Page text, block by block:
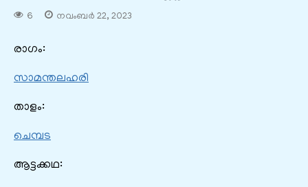
6 നവംബർ 22, 2023
രാഗം:
സാമന്തലഹരി
താളം:
ചെമ്പട
ആട്ടക്കഥ: